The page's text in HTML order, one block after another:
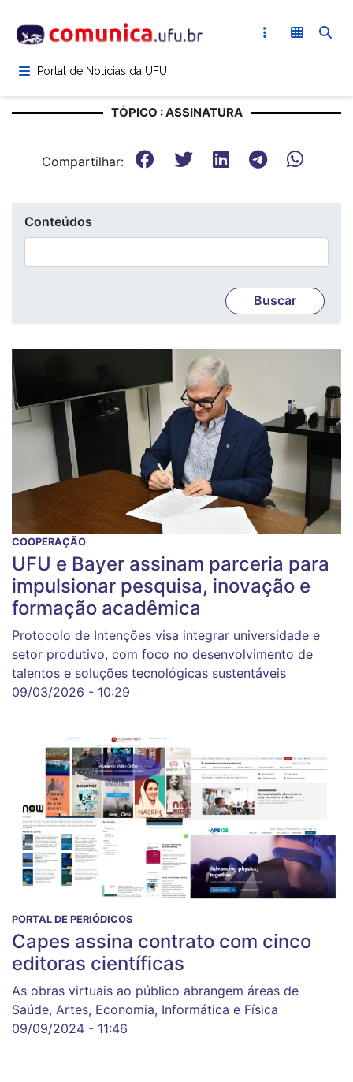
para
conteúdoPortal de Notícias da UFU
TÓPICO : ASSINATURA
Compartilhar:
Conteúdos
COOPERAÇÃO
UFU e Bayer assinam parceria para
impulsionar pesquisa, inovação e
formação acadêmica
Protocolo de Intenções visa integrar universidade e
setor produtivo, com foco no desenvolvimento de
talentos e soluções tecnológicas sustentáveis
09/03/2026 - 10:29
PORTAL DE PERIÓDICOS
Capes assina contrato com cinco
editoras científicas
As obras virtuais ao público abrangem áreas de
Saúde, Artes, Economia, Informática e Física
09/09/2024 - 11:46